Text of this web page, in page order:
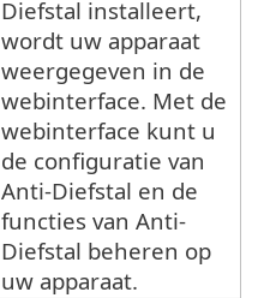
Diefstal installeert,
wordt uw apparaat
weergegeven in de
webinterface. Met de
webinterface kunt u
de configuratie van
Anti-Diefstal en de
functies van Anti-
Diefstal beheren op
uw apparaat.